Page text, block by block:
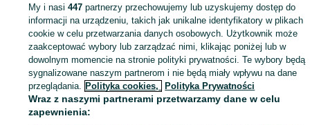
Zaloguj się lub załóż konto na OLX, aby skontaktować się z
sprzedającym
Zaloguj się / Załóż konto
My i nasi447 partnerzy przechowujemy lub uzyskujemy dostęp do
informacji na urządzeniu, takich jak unikalne identyfikatory w plikach
cookie w celu przetwarzania danych osobowych. Użytkownik może
zaakceptować wybory lub zarządzać nimi, klikając poniżej lub w
dowolnym momencie na stronie polityki prywatności. Te wybory będą
sygnalizowane naszym partnerom i nie będą miały wpływu na dane
przeglądania. Polityka cookies, Polityka Prywatności
Wraz z naszymi partnerami przetwarzamy dane w celu
zapewnienia: